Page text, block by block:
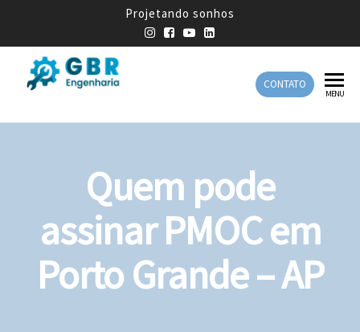
Projetando sonhos
Engenharia
Engenharia
CONTATO
MENU
Quem pode
assinar PMOC em
Porto Grande – AP